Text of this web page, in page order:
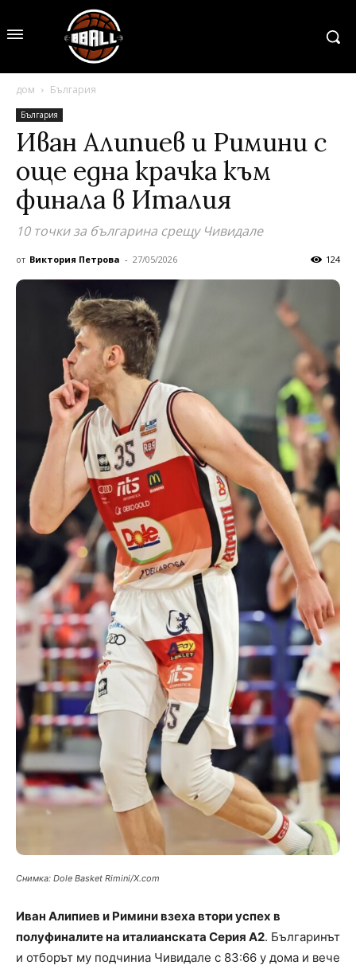
дом България
България
Иван Алипиев и Римини с
още една крачка към
финала в Италия
10 точки за българина срещу Чивидале
от Виктория Петрова - 27/05/2026 124
Снимка: Dole Basket Rimini/X.com
Иван Алипиев и Римини взеха втори успех в
полуфиналите на италианската Серия А2. Българинът
и отборът му подчиниа Чивидале с 83:66 у дома и вече